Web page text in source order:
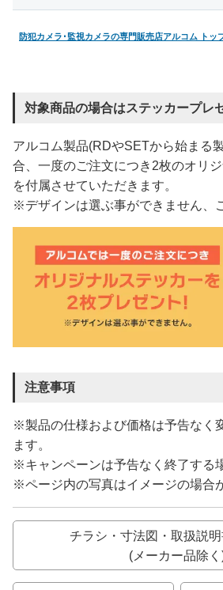
防犯カメラ･監視カメラの専門販売店アルコム トッ
対象商品の場合はステッカープレ
アルコム製品(RDやSETから始まる
合、一度のご注文につき2枚のオリ
を付属させていただきます。
※デザインは選ぶ事ができません、
注意事項
※製品の仕様および価格は予告なく
ます。
※キャンペーンは予告なく終了する
※ページ内の写真はイメージの場合
チラシ・寸法図・取扱説
(メーカー品除